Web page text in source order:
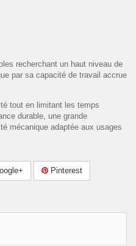
recherchant un haut niveau de
par sa capacité de travail accrue
tout en limitant les temps
durable, une grande
mécanique adaptée aux usages
Pinterest